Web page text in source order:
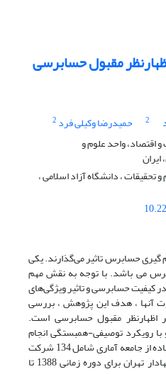
مقبول حسابرسی
2 حمیدرضا وکیلی فرد 2
اقتصاد، واحد علوم و
تحقیقات ، دانشگاه آزاد اسلامی ،
حسابرس تاثیر می‌گذارند. یکی
می باشد. با توجه به نقش مهم
حسابرسی و تاثیر ویژگی‌های
آنها ، هدف این پژوهش ، بررسی
مقبول حسابرسی است.
رویکرد توصیفی-همبستگی انجام
شده است. داده‌های لازم با استفاده از جامعه آماری شامل 134 شرکت
پذیرفته شده در بورس اوراق بهادار تهران برای دوره زمانی 1388 تا